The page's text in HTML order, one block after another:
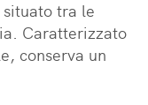
tra le
Caratterizzato
conserva un